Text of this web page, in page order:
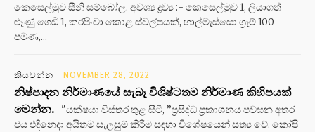
කෙසෙල්මුව සීනි සම්බෝල. අවශ්‍ය ද්‍රව්‍ය :- කෙසෙල්මුව 1, ලියාගත්
ළූණු ගෙඩි 1, කරපිංචා කොළ ස්වල්පයක්, හාල්මැස්සො ග්‍රෑම් 100
පමණ,...
කියවන්න NOVEMBER 28, 2022
නිෂ්පාදන නිර්මාණයේ සැබෑ විශිෂ්ටතම නිර්මාණ කිහිපයක්
මෙන්න.
"යක්ෂයා විස්තර තුළ සිටී, ”ප්‍රසිද්ධ ප්‍රකාශනය පවසන අතර
එය එදිනෙදා අයිතම සැලසුම් කිරීම සඳහා විශේෂයෙන් සත්‍ය වේ. කෝපි